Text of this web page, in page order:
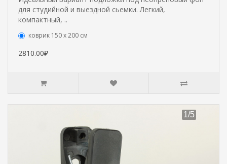
для студийной и выездной сьемки. Легкий,
компактный, ..
коврик 150 х 200 см
2810.00₽